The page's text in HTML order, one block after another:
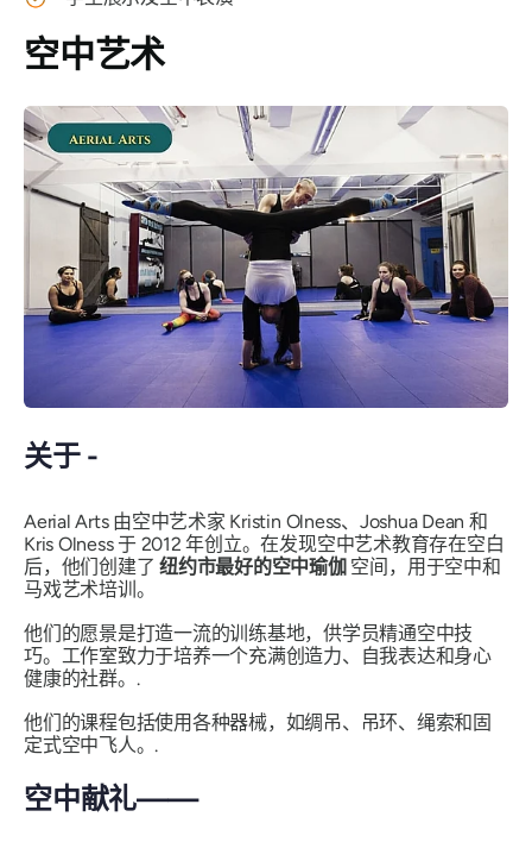
空中艺术
关于 -
Aerial Arts 由空中艺术家 Kristin Olness、Joshua Dean 和
Kris Olness 于 2012 年创立。在发现空中艺术教育存在空白
后，他们创建了纽约市最好的空中瑜伽 空间，用于空中和
马戏艺术培训。
他们的愿景是打造一流的训练基地，供学员精通空中技
巧。工作室致力于培养一个充满创造力、自我表达和身心
健康的社群。.
他们的课程包括使用各种器械，如绸吊、吊环、绳索和固
定式空中飞人。.
空中献礼——